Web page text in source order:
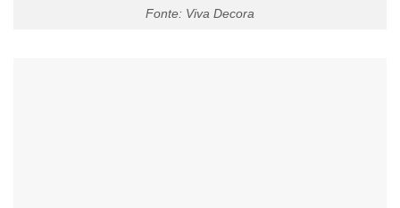
Fonte: Viva Decora